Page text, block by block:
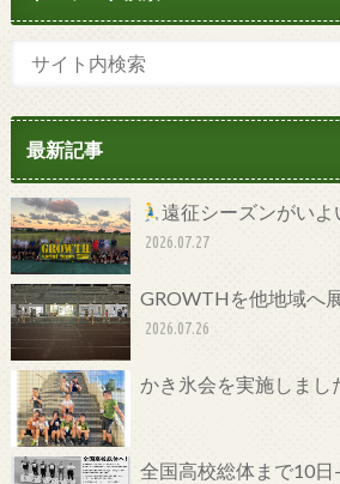
最新記事
遠征シーズンがいよ
2026.07.27
GROWTHを他地域へ
2026.07.26
かき氷会を実施しまし
全国高校総体まで10